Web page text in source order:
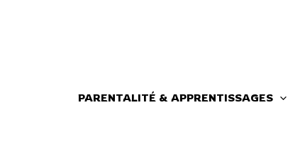
PARENTALITÉ & APPRENTISSAGES